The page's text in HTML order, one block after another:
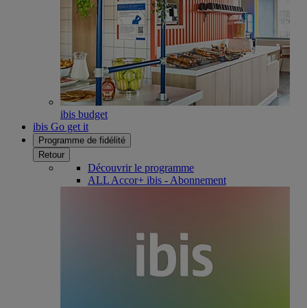
ibis budget
ibis Go get it
Programme de fidélité
Retour
Découvrir le programme
ALL Accor+ ibis - Abonnement